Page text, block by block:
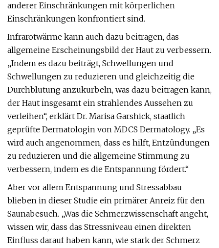
anderer Einschränkungen mit körperlichen
Einschränkungen konfrontiert sind.
Infrarotwärme kann auch dazu beitragen, das
allgemeine Erscheinungsbild der Haut zu verbessern.
„Indem es dazu beiträgt, Schwellungen und
Schwellungen zu reduzieren und gleichzeitig die
Durchblutung anzukurbeln, was dazu beitragen kann,
der Haut insgesamt ein strahlendes Aussehen zu
verleihen“, erklärt Dr. Marisa Garshick, staatlich
geprüfte Dermatologin von MDCS Dermatology. „Es
wird auch angenommen, dass es hilft, Entzündungen
zu reduzieren und die allgemeine Stimmung zu
verbessern, indem es die Entspannung fördert.“
Aber vor allem Entspannung und Stressabbau
blieben in dieser Studie ein primärer Anreiz für den
Saunabesuch. „Was die Schmerzwissenschaft angeht,
wissen wir, dass das Stressniveau einen direkten
Einfluss darauf haben kann, wie stark der Schmerz